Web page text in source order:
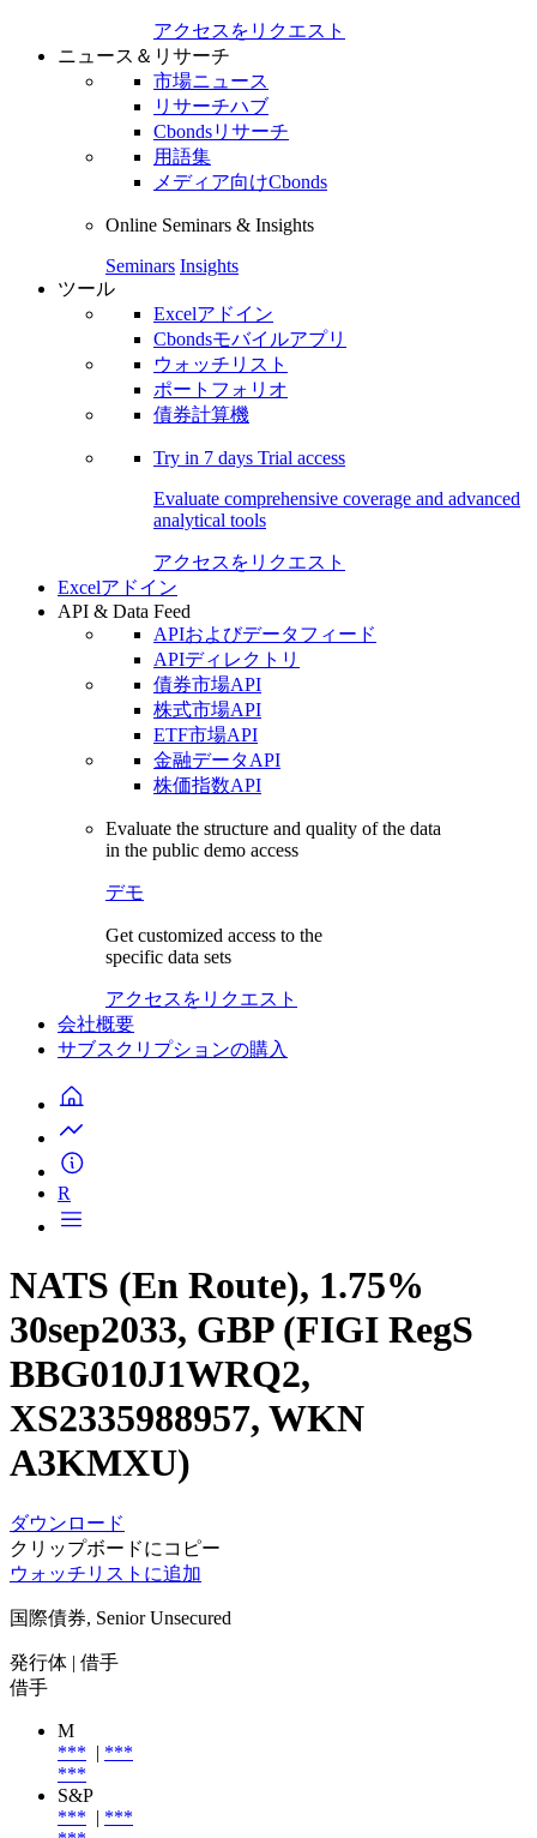
アクセスをリクエスト
ニュース＆リサーチ
市場ニュース
リサーチハブ
Cbondsリサーチ
用語集
メディア向けCbonds
Online Seminars & Insights
Seminars Insights
ツール
Excelアドイン
Cbondsモバイルアプリ
ウォッチリスト
ポートフォリオ
債券計算機
Try in 7 days Trial access
Evaluate comprehensive coverage and advanced
analytical tools
アクセスをリクエスト
Excelアドイン
API & Data Feed
APIおよびデータフィード
APIディレクトリ
債券市場API
株式市場API
ETF市場API
金融データAPI
株価指数API
Evaluate the structure and quality of the data
in the public demo access
デモ
Get customized access to the
specific data sets
アクセスをリクエスト
会社概要
サブスクリプションの購入
R
NATS (En Route), 1.75%
30sep2033, GBP (FIGI RegS
BBG010J1WRQ2,
XS2335988957, WKN
A3KMXU)
ダウンロード
クリップボードにコピー
ウォッチリストに追加
国際債券, Senior Unsecured
発行体 | 借手
借手
M
*** | ***
***
S&P
*** | ***